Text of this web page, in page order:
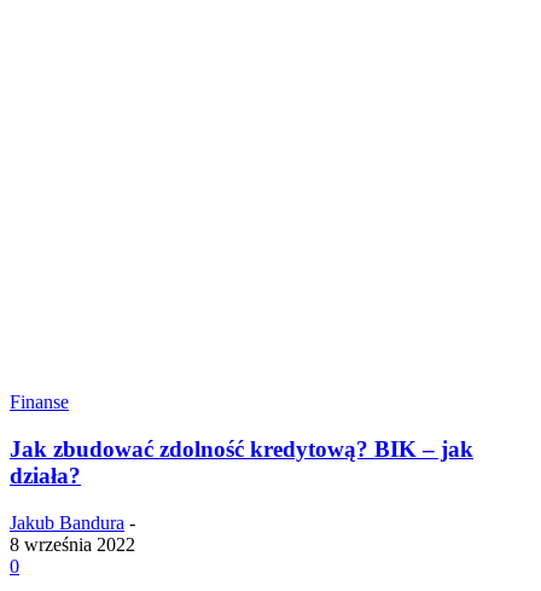
Finanse
Jak zbudować zdolność kredytową? BIK – jak
działa?
Jakub Bandura -
8 września 2022
0